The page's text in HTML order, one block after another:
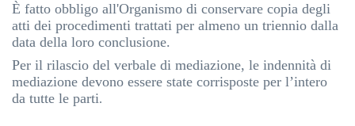
È fatto obbligo all'Organismo di conservare copia degli
atti dei procedimenti trattati per almeno un triennio dalla
data della loro conclusione.
Per il rilascio del verbale di mediazione, le indennità di
mediazione devono essere state corrisposte per l’intero
da tutte le parti.